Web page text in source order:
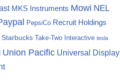
MKS Instruments Mowi NEL
PepsiCo Recruit Holdings
Starbucks Take-Two Interactive tesla
Union Pacific Universal Display